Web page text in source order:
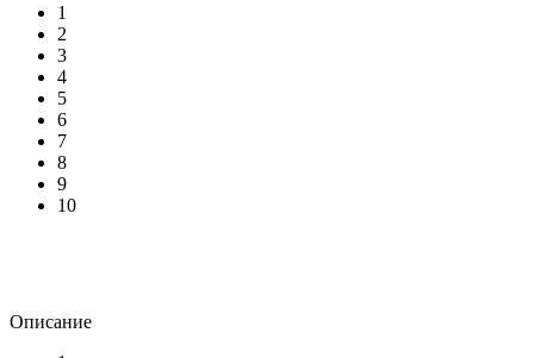
1
2
3
4
5
6
7
8
9
10
Описание